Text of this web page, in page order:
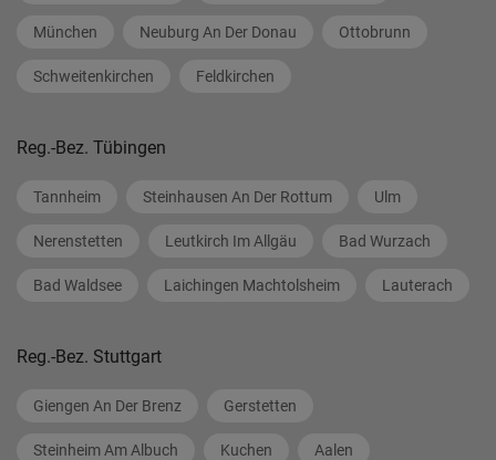
München Neuburg An Der Donau Ottobrunn
Schweitenkirchen Feldkirchen
Reg.-Bez. Tübingen
Tannheim Steinhausen An Der Rottum Ulm
Nerenstetten Leutkirch Im Allgäu Bad Wurzach
Bad Waldsee Laichingen Machtolsheim Lauterach
Reg.-Bez. Stuttgart
Giengen An Der Brenz Gerstetten
Steinheim Am Albuch Kuchen Aalen